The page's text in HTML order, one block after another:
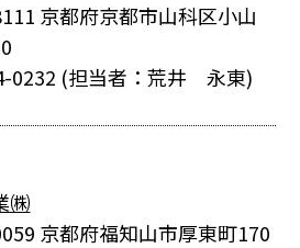
京都府京都市山科区小山
0232 (担当者：荒井 永東)
㈱
京都府福知山市厚東町170